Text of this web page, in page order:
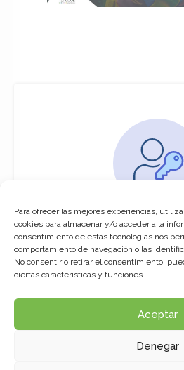
Para ofrecer las mejores experiencias,
cookies para almacenar y/o acceder a la
consentimiento de estas tecnologías nos
comportamiento de navegación o las
No consentir o retirar el consentimiento,
ciertas características y funciones.
Aceptar
Denegar
You must be logged
course
This course is only
Click here